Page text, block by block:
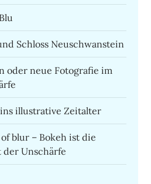
Schloss Neuschwanstein
oder neue Fotografie im
illustrative Zeitalter
blur – Bokeh ist die
der Unschärfe